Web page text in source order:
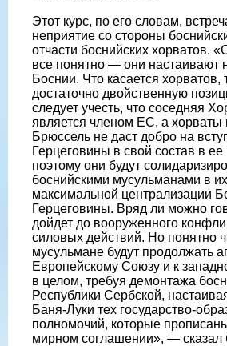
Этот курс, по его словам,
неприятие со стороны
отчасти боснийских хорватов.
все понятно — они настаивают
Боснии. Что касается
достаточно двойственную
следует учесть, что соседняя
является членом ЕС, а хорваты
Брюссель не даст добро на
Герцеговины в свой состав в
поэтому они будут
боснийскими мусульманами в
максимальной централизации
Герцеговины. Вряд ли можно
дойдет до вооруженного
силовых действий. Но понятно
мусульмане будут продолжать
Европейскому Союзу и к
в целом, требуя демонтажа
Республики Сербской,
Баня-Луки тех государство-
полномочий, которые
мирном соглашении», — сказал